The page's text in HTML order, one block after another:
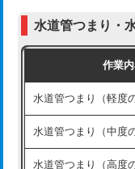
モルタル補修（厚さ
洗面台設置
化粧台設置
式）)
式・ワンホール）)
交換・取付(排水栓・
水道管つまり・
作業
水道管つまり（軽度
水道管つまり（中度
水道管つまり（高度